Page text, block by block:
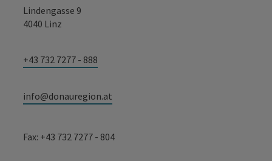
Lindengasse 9
4040 Linz
+43 732 7277 - 888
info@donauregion.at
Fax: +43 732 7277 - 804